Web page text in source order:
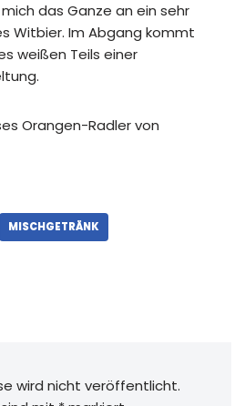
das Ganze an ein sehr
Witbier. Im Abgang kommt
weißen Teils einer
Orangen-Radler von
MISCHGETRÄNK
wird nicht veröffentlicht.